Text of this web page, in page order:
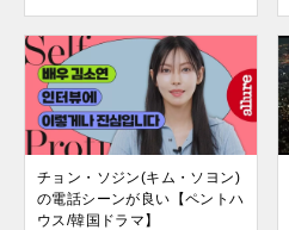
チョン・ソジン(キム・ソヨン)
の電話シーンが良い【ペントハ
ウス/韓国ドラマ】